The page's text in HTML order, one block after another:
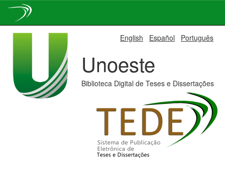
English Español Português
Unoeste
Biblioteca Digital de Teses e Dissertações